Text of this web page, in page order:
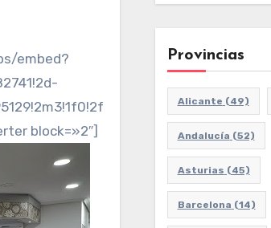
embed?
block=»2″]
Provincias
Alicante (49)
Andalucía (52)
Asturias (45)
Barcelona (14)